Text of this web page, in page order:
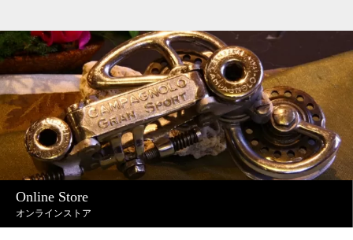
Online Store
オンラインストア